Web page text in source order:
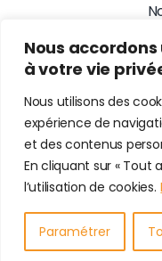
Nous
à votre vie
Nous utilisons des
expérience de
et des contenus
En cliquant sur « Tout
l’utilisation de cookies.
Paramétrer
Alez
© 2026 • Alez PC
Cybersécurité • Tous droits
•Site Web développé